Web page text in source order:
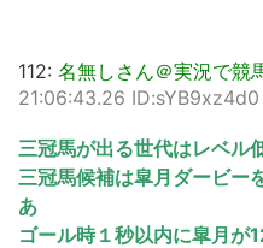
112: 名無しさん＠実況で競
21:06:43.26 ID:sYB9xz4d0
三冠馬が出る世代はレベル
三冠馬候補は皐月ダービー
あ
ゴール時１秒以内に皐月が